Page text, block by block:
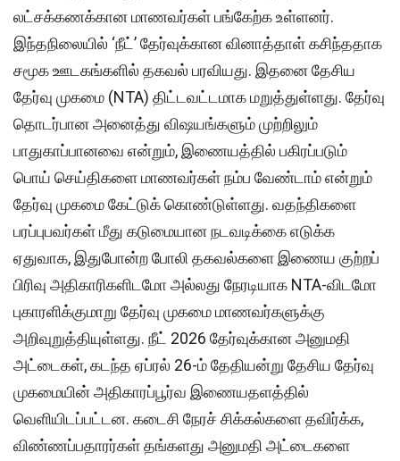
லட்சக்கணக்கான மாணவர்கள் பங்கேற்க உள்ளனர்.
இந்தநிலையில் ‘நீட்’ தேர்வுக்கான வினாத்தாள் கசிந்ததாக
சமூக ஊடகங்களில் தகவல் பரவியது. இதனை தேசிய
தேர்வு முகமை (NTA) திட்டவட்டமாக மறுத்துள்ளது. தேர்வு
தொடர்பான அனைத்து விஷயங்களும் முற்றிலும்
பாதுகாப்பானவை என்றும், இணையத்தில் பகிரப்படும்
பொய் செய்திகளை மாணவர்கள் நம்ப வேண்டாம் என்றும்
தேர்வு முகமை கேட்டுக் கொண்டுள்ளது. வதந்திகளை
பரப்புபவர்கள் மீது கடுமையான நடவடிக்கை எடுக்க
ஏதுவாக, இதுபோன்ற போலி தகவல்களை இணைய குற்றப்
பிரிவு அதிகாரிகளிடமோ அல்லது நேரடியாக NTA-விடமோ
புகாரளிக்குமாறு தேர்வு முகமை மாணவர்களுக்கு
அறிவுறுத்தியுள்ளது. நீட் 2026 தேர்வுக்கான அனுமதி
அட்டைகள், கடந்த ஏப்ரல் 26-ம் தேதியன்று தேசிய தேர்வு
முகமையின் அதிகாரப்பூர்வ இணையதளத்தில்
வெளியிடப்பட்டன. கடைசி நேரச் சிக்கல்களை தவிர்க்க,
விண்ணப்பதாரர்கள் தங்களது அனுமதி அட்டைகளை